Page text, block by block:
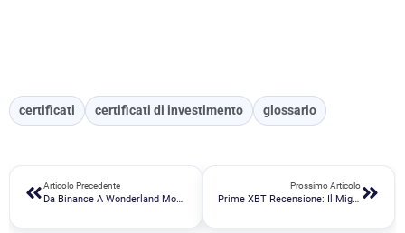
certificati certificati di investimento glossario
Articolo Precedente
Da Binance A Wonderland Money In 4 Passaggi: APY Del 60.000%
Prossimo Articolo
Prime XBT Recensione: Il Migliore Exchange Trading Crypto?